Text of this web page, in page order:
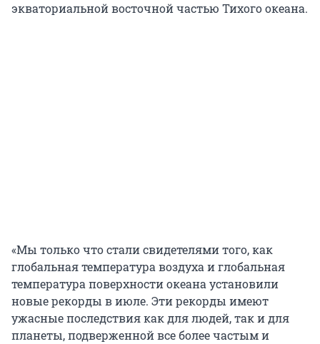
экваториальной восточной частью Тихого океана.
«Мы только что стали свидетелями того, как
глобальная температура воздуха и глобальная
температура поверхности океана установили
новые рекорды в июле. Эти рекорды имеют
ужасные последствия как для людей, так и для
планеты, подверженной все более частым и